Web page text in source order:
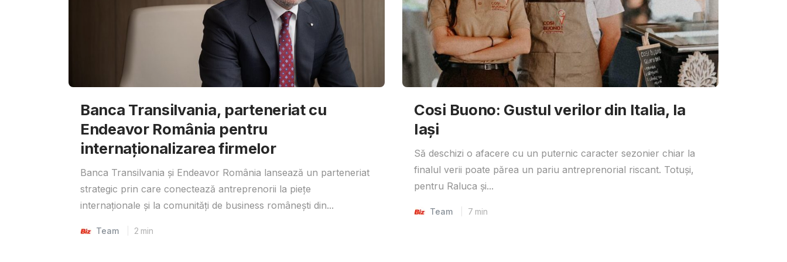
Banca Transilvania, parteneriat cu
Endeavor România pentru
internaționalizarea firmelor
Banca Transilvania și Endeavor România lansează un parteneriat
strategic prin care conectează antreprenorii la piețe
internaționale și la comunități de business românești din...
Team 2 min
Cosi Buono: Gustul verilor din Italia, la
Iași
Să deschizi o afacere cu un puternic caracter sezonier chiar la
finalul verii poate părea un pariu antreprenorial riscant. Totuși,
pentru Raluca și...
Team 7 min